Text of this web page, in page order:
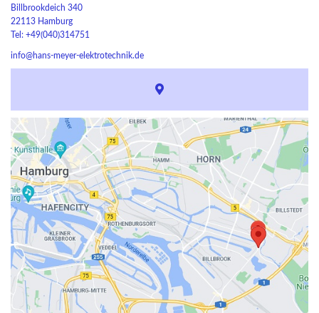
Billbrookdeich 340
22113 Hamburg
Tel: +49(040)314751
info@hans-meyer-elektrotechnik.de